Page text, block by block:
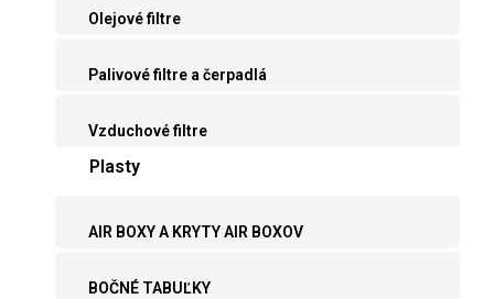
Olejové filtre
Palivové filtre a čerpadlá
Vzduchové filtre
Plasty
AIR BOXY A KRYTY AIR BOXOV
BOČNÉ TABUĽKY